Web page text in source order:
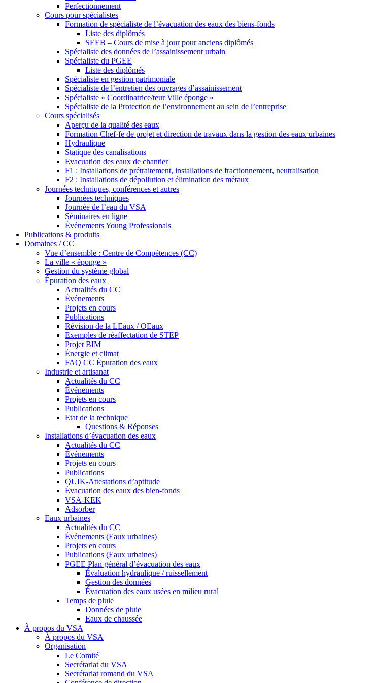
Perfectionnement
Cours pour spécialistes
Formation de spécialiste de l’évacuation des eaux des biens-fonds
Liste des diplômés
SEEB – Cours de mise à jour pour anciens diplômés
Spécialiste des données de l’assainissement urbain
Spécialiste du PGEE
Liste des diplômés
Spécialiste en gestion patrimoniale
Spécialiste de l’entretien des ouvrages d’assainissement
Spécialiste « Coordinatrice/teur Ville éponge »
Spécialiste de la Protection de l’environnement au sein de l’entreprise
Cours spécialisés
Aperçu de la qualité des eaux
Formation Chef·fe de projet et direction de travaux dans la gestion des eaux urbaines
Hydraulique
Statique des canalisations
Evacuation des eaux de chantier
F1 : Installations de prétraitement, installations de fractionnement, neutralisation
F2 : Installations de dépollution et élimination des métaux
Journées techniques, conférences et autres
Journées techniques
Journée de l’eau du VSA
Séminaires en ligne
Événements Young Professionals
Publications & produits
Domaines / CC
Vue d’ensemble : Centre de Compétences (CC)
La ville « éponge »
Gestion du système global
Épuration des eaux
Actualités du CC
Événements
Projets en cours
Publications
Révision de la LEaux / OEaux
Exemples de réaffectation de STEP
Projet BIM
Énergie et climat
FAQ CC Épuration des eaux
Industrie et artisanat
Actualités du CC
Événements
Projets en cours
Publications
Etat de la technique
Questions & Réponses
Installations d’évacuation des eaux
Actualités du CC
Événements
Projets en cours
Publications
QUIK-Attestations d’aptitude
Évacuation des eaux des bien-fonds
VSA-KEK
Adsorber
Eaux urbaines
Actualités du CC
Événements (Eaux urbaines)
Projets en cours
Publications (Eaux urbaines)
PGEE Plan général d’évacuation des eaux
Évaluation hydraulique / ruissellement
Gestion des données
Évacuation des eaux usées en milieu rural
Temps de pluie
Données de pluie
Eaux de chaussée
À propos du VSA
À propos du VSA
Organisation
Le Comité
Secrétariat du VSA
Secrétariat romand du VSA